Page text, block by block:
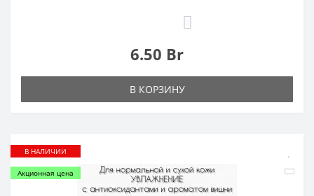
6.50 Br
В КОРЗИНУ
В НАЛИЧИИ
Акционная цена